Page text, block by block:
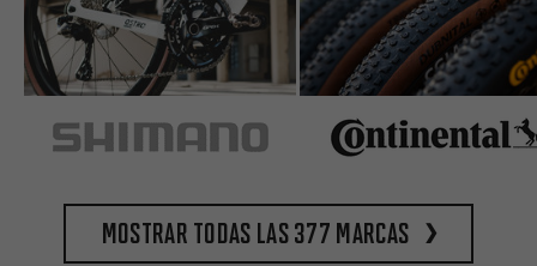
Mostrar todas las 377 marcas